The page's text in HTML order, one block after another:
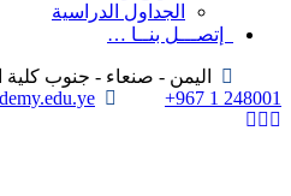
الجداول الدراسية
إتصـــل بنــا …
اليمن - صنعاء - جنوب
+967 1 248001